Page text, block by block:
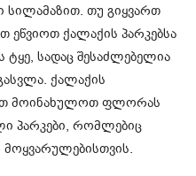
სილამაზით. თუ გიყვართ
ეწვიოთ ქალაქის პარკებსა
ტყე, სადაც შესაძლებელია
ქალაქის
მოინახულოთ ფლორას
პარკები, რომლებიც
მოყვარულებისთვის.